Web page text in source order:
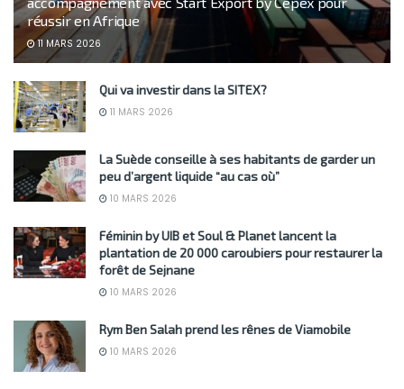
réussir en Afrique
11 MARS 2026
Qui va investir dans la SITEX?
11 MARS 2026
La Suède conseille à ses habitants de garder un
peu d’argent liquide “au cas où”
10 MARS 2026
Féminin by UIB et Soul & Planet lancent la
plantation de 20 000 caroubiers pour restaurer la
forêt de Sejnane
10 MARS 2026
Rym Ben Salah prend les rênes de Viamobile
10 MARS 2026